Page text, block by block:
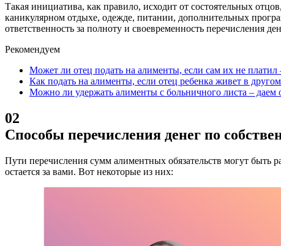
Такая инициатива, как правило, исходит от состоятельных
каникулярном отдыхе, одежде, питании, дополнительных
ответственность за полноту и своевременность перечисления
Рекомендуем
Может ли отец подать на алименты, если сам их не платил
Как подать на алименты, если отец ребенка живет в
Можно ли удержать алименты с больничного листа – даем
02
Способы перечисления денег по
Пути перечисления сумм алиментных обязательств могут
остается за вами. Вот некоторые из них: